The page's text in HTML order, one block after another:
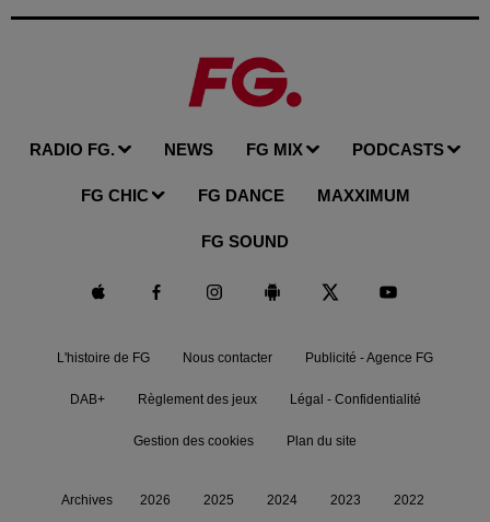
RADIO FG. NEWS FG MIX PODCASTS
FG CHIC FG DANCE MAXXIMUM
FG SOUND
L'histoire de FG Nous contacter Publicité - Agence FG
DAB+ Règlement des jeux Légal - Confidentialité
Gestion des cookies Plan du site
Archives 2026 2025 2024 2023 2022